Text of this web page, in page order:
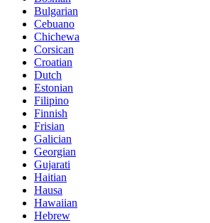
Bulgarian
Cebuano
Chichewa
Corsican
Croatian
Dutch
Estonian
Filipino
Finnish
Frisian
Galician
Georgian
Gujarati
Haitian
Hausa
Hawaiian
Hebrew